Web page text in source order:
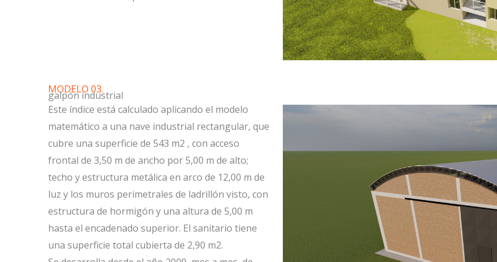
MODELO 03.
galpón industrial
Este índice está calculado aplicando el modelo
matemático a una nave industrial rectangular, que
cubre una superficie de 543 m2 , con acceso
frontal de 3,50 m de ancho por 5,00 m de alto;
techo y estructura metálica en arco de 12,00 m de
luz y los muros perimetrales de ladrillón visto, con
estructura de hormigón y una altura de 5,00 m
hasta el encadenado superior. El sanitario tiene
una superficie total cubierta de 2,90 m2.